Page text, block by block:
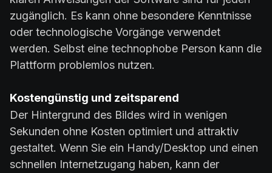
zugänglich. Es kann ohne besondere Kenntnisse
oder technologische Vorgänge verwendet
werden. Selbst eine technophobe Person kann die
Plattform problemlos nutzen.
Kostengünstig und zeitsparend
Der Hintergrund des Bildes wird in wenigen
Sekunden ohne Kosten optimiert und attraktiv
gestaltet. Wenn Sie ein Handy/Desktop und einen
schnellen Internetzugang haben, kann der